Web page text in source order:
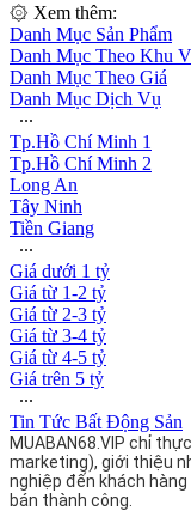
۞ Xem thêm:
Danh Mục Sản Phẩm
Danh Mục Theo Khu
Danh Mục Theo Giá
Danh Mục Dịch Vụ
∙∙∙
Tp.Hồ Chí Minh 1
Tp.Hồ Chí Minh 2
Long An
Tây Ninh
Tiền Giang
∙∙∙
Giá dưới 1 tỷ
Giá từ 1-2 tỷ
Giá từ 2-3 tỷ
Giá từ 3-4 tỷ
Giá từ 4-5 tỷ
Giá trên 5 tỷ
∙∙∙
Tin Tức Bất Động Sản
MUABAN68.VIP chỉ
marketing), giới thiệu
nghiệp đến khách
bán thành công.